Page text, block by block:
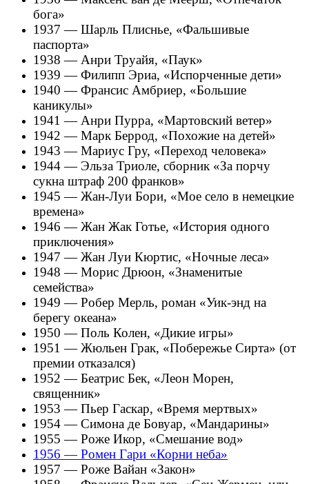
бога»
1937 — Шарль Плиснье, «Фальшивые
паспорта»
1938 — Анри Труайя, «Паук»
1939 — Филипп Эриа, «Испорченные дети»
1940 — Франсис Амбриер, «Большие
каникулы»
1941 — Анри Пурра, «Мартовский ветер»
1942 — Марк Беррод, «Похожие на детей»
1943 — Мариус Гру, «Переход человека»
1944 — Эльза Триоле, сборник «За порчу
сукна штраф 200 франков»
1945 — Жан-Луи Бори, «Мое село в немецкие
времена»
1946 — Жан Жак Готье, «История одного
приключения»
1947 — Жан Луи Кюртис, «Ночные леса»
1948 — Морис Дрюон, «Знаменитые
семейства»
1949 — Робер Мерль, роман «Уик-энд на
берегу океана»
1950 — Поль Колен, «Дикие игры»
1951 — Жюльен Грак, «Побережье Сирта» (от
премии отказался)
1952 — Беатрис Бек, «Леон Морен,
священник»
1953 — Пьер Гаскар, «Время мертвых»
1954 — Симона де Бовуар, «Мандарины»
1955 — Роже Икор, «Смешание вод»
1956 — Ромен Гари «Корни неба»
1957 — Роже Вайан «Закон»